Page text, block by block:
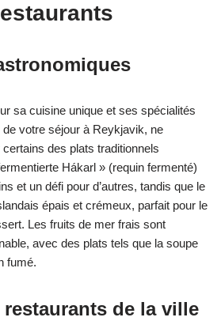
sa cuisine unique et ses spécialités
votre séjour à Reykjavik, ne
des plats traditionnels
Hákarl » (requin fermenté)
et un défi pour d’autres, tandis que le
épais et crémeux, parfait pour le
Les fruits de mer frais sont
avec des plats tels que la soupe
fumé.
de la ville